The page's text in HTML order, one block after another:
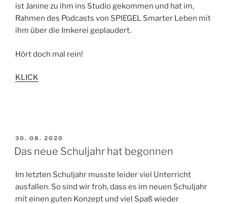
ist Janine zu ihm ins Studio gekommen und hat im,
Rahmen des Podcasts von SPIEGEL Smarter Leben mit
ihm über die Imkerei geplaudert.
Hört doch mal rein!
KLICK
VERÖFFENTLICHT
AM
30. 08. 2020
Das neue Schuljahr hat begonnen
Im letzten Schuljahr musste leider viel Unterricht
ausfallen. So sind wir froh, dass es im neuen Schuljahr
mit einen guten Konzept und viel Spaß wieder